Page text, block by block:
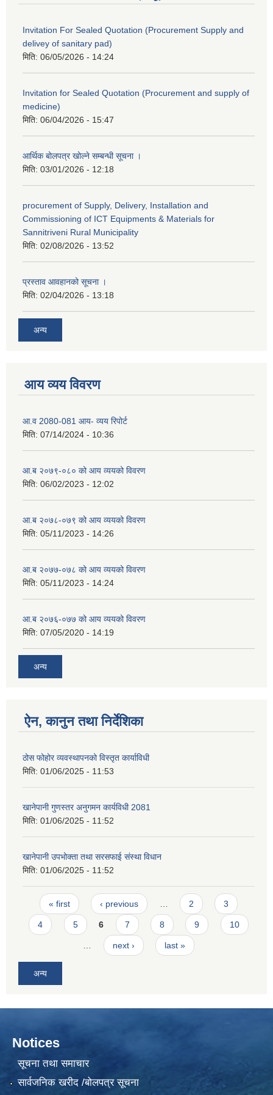
Invitation For Sealed Quotation (Procurement Supply and
delivey of sanitary pad)
मिति: 06/05/2026 - 14:24
Invitation for Sealed Quotation (Procurement and supply of
medicine)
मिति: 06/04/2026 - 15:47
आर्थिक बोलपत्र खोल्ने सम्बन्धी सूचना ।
मिति: 03/01/2026 - 12:18
procurement of Supply, Delivery, Installation and
Commissioning of ICT Equipments & Materials for
Sannitriveni Rural Municipality
मिति: 02/08/2026 - 13:52
प्रस्ताव आवहानको सूचना ।
मिति: 02/04/2026 - 13:18
अन्य
आय व्यय विवरण
आ.व 2080-081 आय- व्यय रिपोर्ट
मिति: 07/14/2024 - 10:36
आ.ब २०७९-०८० को आय व्ययको विवरण
मिति: 06/02/2023 - 12:02
आ.ब २०७८-०७९ को आय व्ययको विवरण
मिति: 05/11/2023 - 14:26
आ.ब २०७७-०७८ को आय व्ययको विवरण
मिति: 05/11/2023 - 14:24
आ.ब २०७६-०७७ को आय व्ययको विवरण
मिति: 07/05/2020 - 14:19
अन्य
ऐन, कानुन तथा निर्देशिका
ठोस फोहोर व्यवस्थापनको विस्तृत कार्याविधी
मिति: 01/06/2025 - 11:53
खानेपानी गुणस्तर अनुगमन कार्यविधी 2081
मिति: 01/06/2025 - 11:52
खानेपानी उपभोक्ता तथा सरसफाई संस्था विधान
मिति: 01/06/2025 - 11:52
Pages
« first ‹ previous 2 3
4 5 6 7 8 9 10
next › last »
अन्य
Notices
सूचना तथा समाचार
सार्वजनिक खरीद /बोलपत्र सूचना